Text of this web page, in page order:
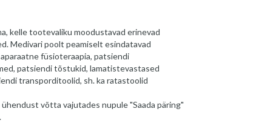
kelle tootevaliku moodustavad erinevad
Medivari poolt peamiselt esindatavad
füsioteraapia, patsiendi
patsiendi tõstukid, lamatistevastased
transporditoolid, sh. ka ratastoolid
võtta vajutades nupule "Saada päring"